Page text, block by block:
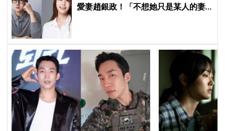
愛妻趙銀政！「不想她只是某人的妻